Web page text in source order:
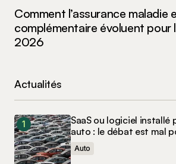
Comment l’assurance maladie
complémentaire évoluent pour
2026
Actualités
SaaS ou logiciel installé
auto : le débat est mal
Auto